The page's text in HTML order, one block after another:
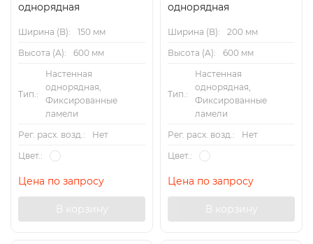
однорядная
Ширина (B):
150 мм
Высота (А):
600 мм
Тип.:
Настенная
однорядная,
Фиксированные
ламели
Рег. расх. возд.:
Нет
Цвет.:
Цена по запросу
В корзину
однорядная
Ширина (B):
200 мм
Высота (А):
600 мм
Тип.:
Настенная
однорядная,
Фиксированные
ламели
Рег. расх. возд.:
Нет
Цвет.:
Цена по запросу
В корзину